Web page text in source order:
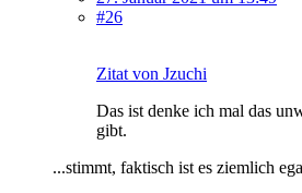
#26
Zitat von Jzuchi
Das ist denke ich mal das
gibt.
...stimmt, faktisch ist es ziemlich